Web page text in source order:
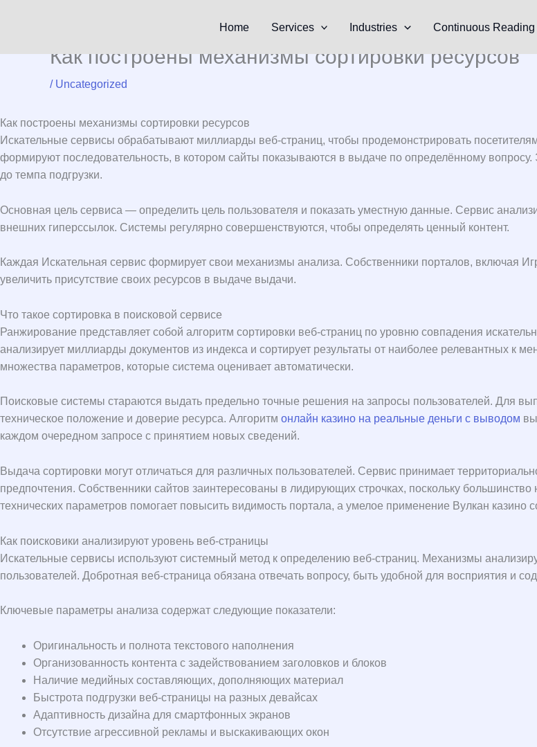
Home Services Industries Continuous Reading
Как построены механизмы сортировки ресурсов
/ Uncategorized
Как построены механизмы сортировки ресурсов
Искательные сервисы обрабатывают миллиарды веб-страниц, чтобы продемонстрировать
формируют последовательность, в котором сайты показываются в выдаче по определённому
до темпа подгрузки.
Основная цель сервиса — определить цель пользователя и показать уместную данные. Сервис
внешних гиперссылок. Системы регулярно совершенствуются, чтобы определять ценный контент.
Каждая Искательная сервис формирует свои механизмы анализа. Собственники порталов, включая
увеличить присутствие своих ресурсов в выдаче выдачи.
Что такое сортировка в поисковой сервисе
Ранжирование представляет собой алгоритм сортировки веб-страниц по уровню совпадения
анализирует миллиарды документов из индекса и сортирует результаты от наиболее релевантных к
множества параметров, которые система оценивает автоматически.
Поисковые системы стараются выдать предельно точные решения на запросы пользователей. Для
техническое положение и доверие ресурса. Алгоритм онлайн казино на реальные деньги с выводом
каждом очередном запросе с принятием новых сведений.
Выдача сортировки могут отличаться для различных пользователей. Сервис принимает
предпочтения. Собственники сайтов заинтересованы в лидирующих строчках, поскольку
технических параметров помогает повысить видимость портала, а умелое применение Вулкан казино
Как поисковики анализируют уровень веб-страницы
Искательные сервисы используют системный метод к определению веб-страниц. Механизмы
пользователей. Добротная веб-страница обязана отвечать вопросу, быть удобной для восприятия и
Ключевые параметры анализа содержат следующие показатели:
Оригинальность и полнота текстового наполнения
Организованность контента с задействованием заголовков и блоков
Наличие медийных составляющих, дополняющих материал
Быстрота подгрузки веб-страницы на разных девайсах
Адаптивность дизайна для смартфонных экранов
Отсутствие агрессивной рекламы и выскакивающих окон